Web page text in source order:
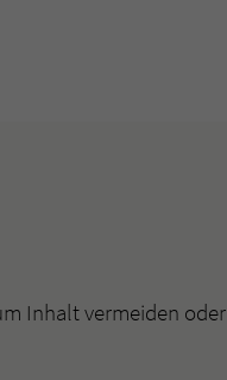
Inhalt vermeiden oder